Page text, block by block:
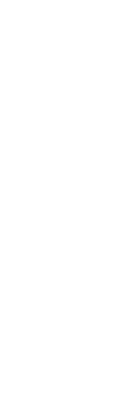
University of Fine